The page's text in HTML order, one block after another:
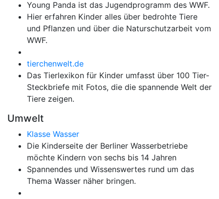
Young Panda ist das Jugendprogramm des WWF.
Hier erfahren Kinder alles über bedrohte Tiere
und Pflanzen und über die Naturschutzarbeit vom
WWF.
tierchenwelt.de
Das Tierlexikon für Kinder umfasst über 100 Tier-
Steckbriefe mit Fotos, die die spannende Welt der
Tiere zeigen.
Umwelt
Klasse Wasser
Die Kinderseite der Berliner Wasserbetriebe
möchte Kindern von sechs bis 14 Jahren
Spannendes und Wissenswertes rund um das
Thema Wasser näher bringen.